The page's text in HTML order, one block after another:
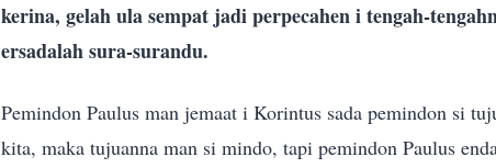
kerina, gelah ula sempat jadi perpecahen i tengah-
ersadalah sura-surandu.
Pemindon Paulus man jemaat i Korintus sada pemindon si
kita, maka tujuanna man si mindo, tapi pemindon Paulus